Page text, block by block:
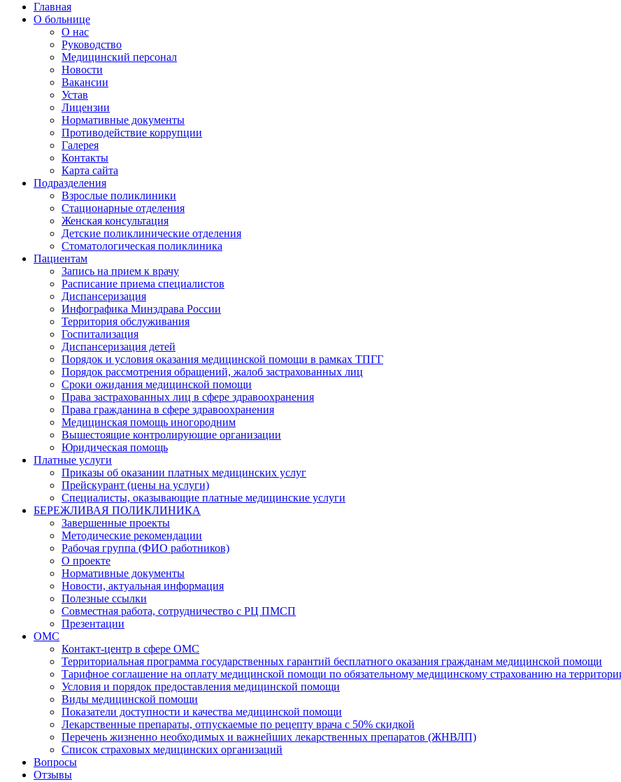
Главная
О больнице
О нас
Руководство
Медицинский персонал
Новости
Вакансии
Устав
Лицензии
Нормативные документы
Противодействие коррупции
Галерея
Контакты
Карта сайта
Подразделения
Взрослые поликлиники
Стационарные отделения
Женская консультация
Детские поликлинические отделения
Стоматологическая поликлиника
Пациентам
Запись на прием к врачу
Расписание приема специалистов
Диспансеризация
Инфографика Минздрава России
Территория обслуживания
Госпитализация
Диспансеризация детей
Порядок и условия оказания медицинской помощи в рамках ТПГГ
Порядок рассмотрения обращений, жалоб застрахованных лиц
Сроки ожидания медицинской помощи
Права застрахованных лиц в сфере здравоохранения
Права гражданина в сфере здравоохранения
Медицинская помощь иногородним
Вышестоящие контролирующие организации
Юридическая помощь
Платные услуги
Приказы об оказании платных медицинских услуг
Прейскурант (цены на услуги)
Специалисты, оказывающие платные медицинские услуги
БЕРЕЖЛИВАЯ ПОЛИКЛИНИКА
Завершенные проекты
Методические рекомендации
Рабочая группа (ФИО работников)
О проекте
Нормативные документы
Новости, актуальная информация
Полезные ссылки
Совместная работа, сотрудничество с РЦ ПМСП
Презентации
ОМС
Контакт-центр в сфере ОМС
Территориальная программа государственных гарантий бесплатного оказания гражданам медицинской помощи
Тарифное соглашение на оплату медицинской помощи по обязательному медицинскому страхованию на
Условия и порядок предоставления медицинской помощи
Виды медицинской помощи
Показатели доступности и качества медицинской помощи
Лекарственные препараты, отпускаемые по рецепту врача с 50% скидкой
Перечень жизненно необходимых и важнейших лекарственных препаратов (ЖНВЛП)
Список страховых медицинских организаций
Вопросы
Отзывы